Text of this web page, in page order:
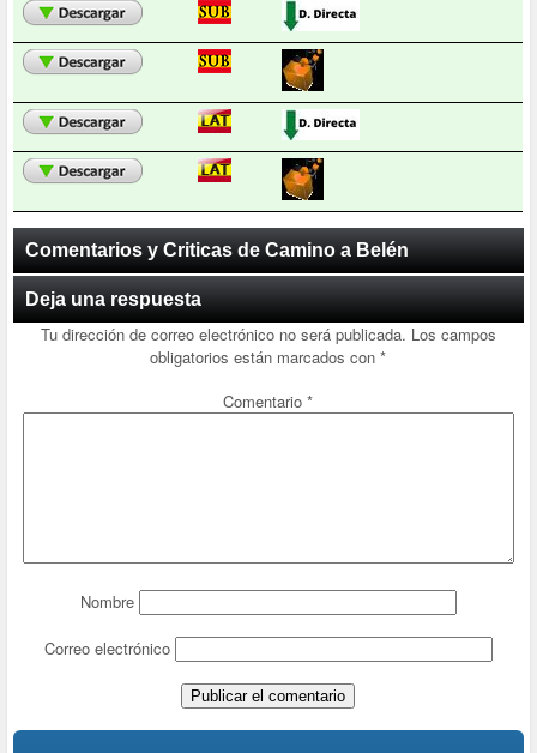
Comentarios y Criticas de Camino a Belén
Deja una respuesta
Tu dirección de correo electrónico no será publicada. Los campos
obligatorios están marcados con*
Comentario*
Nombre
Correo electrónico